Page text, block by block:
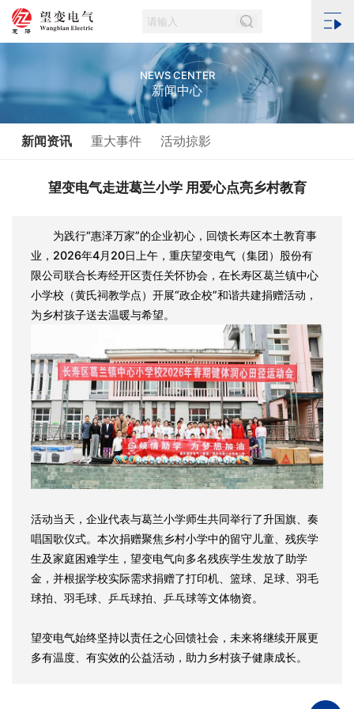
NEWS CENTER
新闻中心
新闻资讯 重大事件 活动掠影
望变电气走进葛兰小学 用爱心点亮乡村教育
为践行“惠泽万家”的企业初心，回馈长寿区本土教育事
业，2026年4月20日上午，重庆望变电气（集团）股份有
限公司联合长寿经开区责任关怀协会，在长寿区葛兰镇中心
小学校（黄氏祠教学点）开展“政企校”和谐共建捐赠活动，
为乡村孩子送去温暖与希望。
活动当天，企业代表与葛兰小学师生共同举行了升国旗、奏
唱国歌仪式。本次捐赠聚焦乡村小学中的留守儿童、残疾学
生及家庭困难学生，望变电气向多名残疾学生发放了助学
金，并根据学校实际需求捐赠了打印机、篮球、足球、羽毛
球拍、羽毛球、乒乓球拍、乒乓球等文体物资。
望变电气始终坚持以责任之心回馈社会，未来将继续开展更
多有温度、有实效的公益活动，助力乡村孩子健康成长。